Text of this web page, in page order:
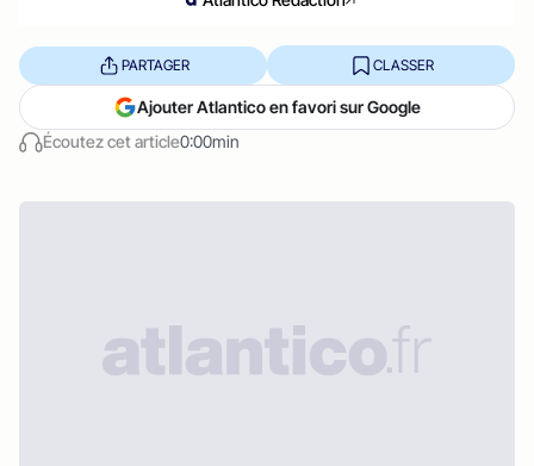
Écoutez cet article0:00min
PARTAGER CLASSER
Ajouter Atlantico en favori sur Google